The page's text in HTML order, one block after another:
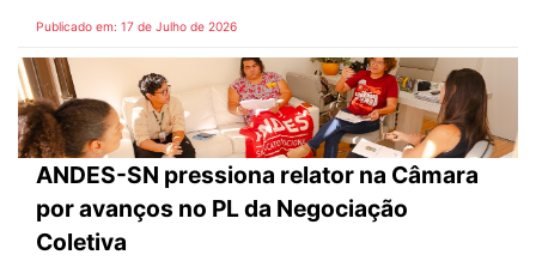
Publicado em: 17 de Julho de 2026
ANDES-SN pressiona relator na Câmara
por avanços no PL da Negociação
Coletiva